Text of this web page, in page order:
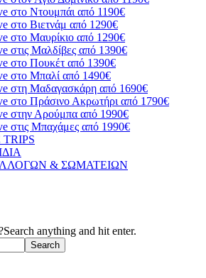
στο Ντουμπάι από 1190€
στο Βιετνάμ από 1290€
στο Μαυρίκιο από 1290€
στις Μαλδίβες από 1390€
στο Πουκέτ από 1390€
στο Μπαλί από 1490€
στη Μαδαγασκάρη από 1690€
στο Πράσινο Ακρωτήρι από 1790€
στην Αρούμπα από 1990€
στις Μπαχάμες από 1990€
& ΣΩΜΑΤΕΙΩΝ
travel
Search anything and hit enter.